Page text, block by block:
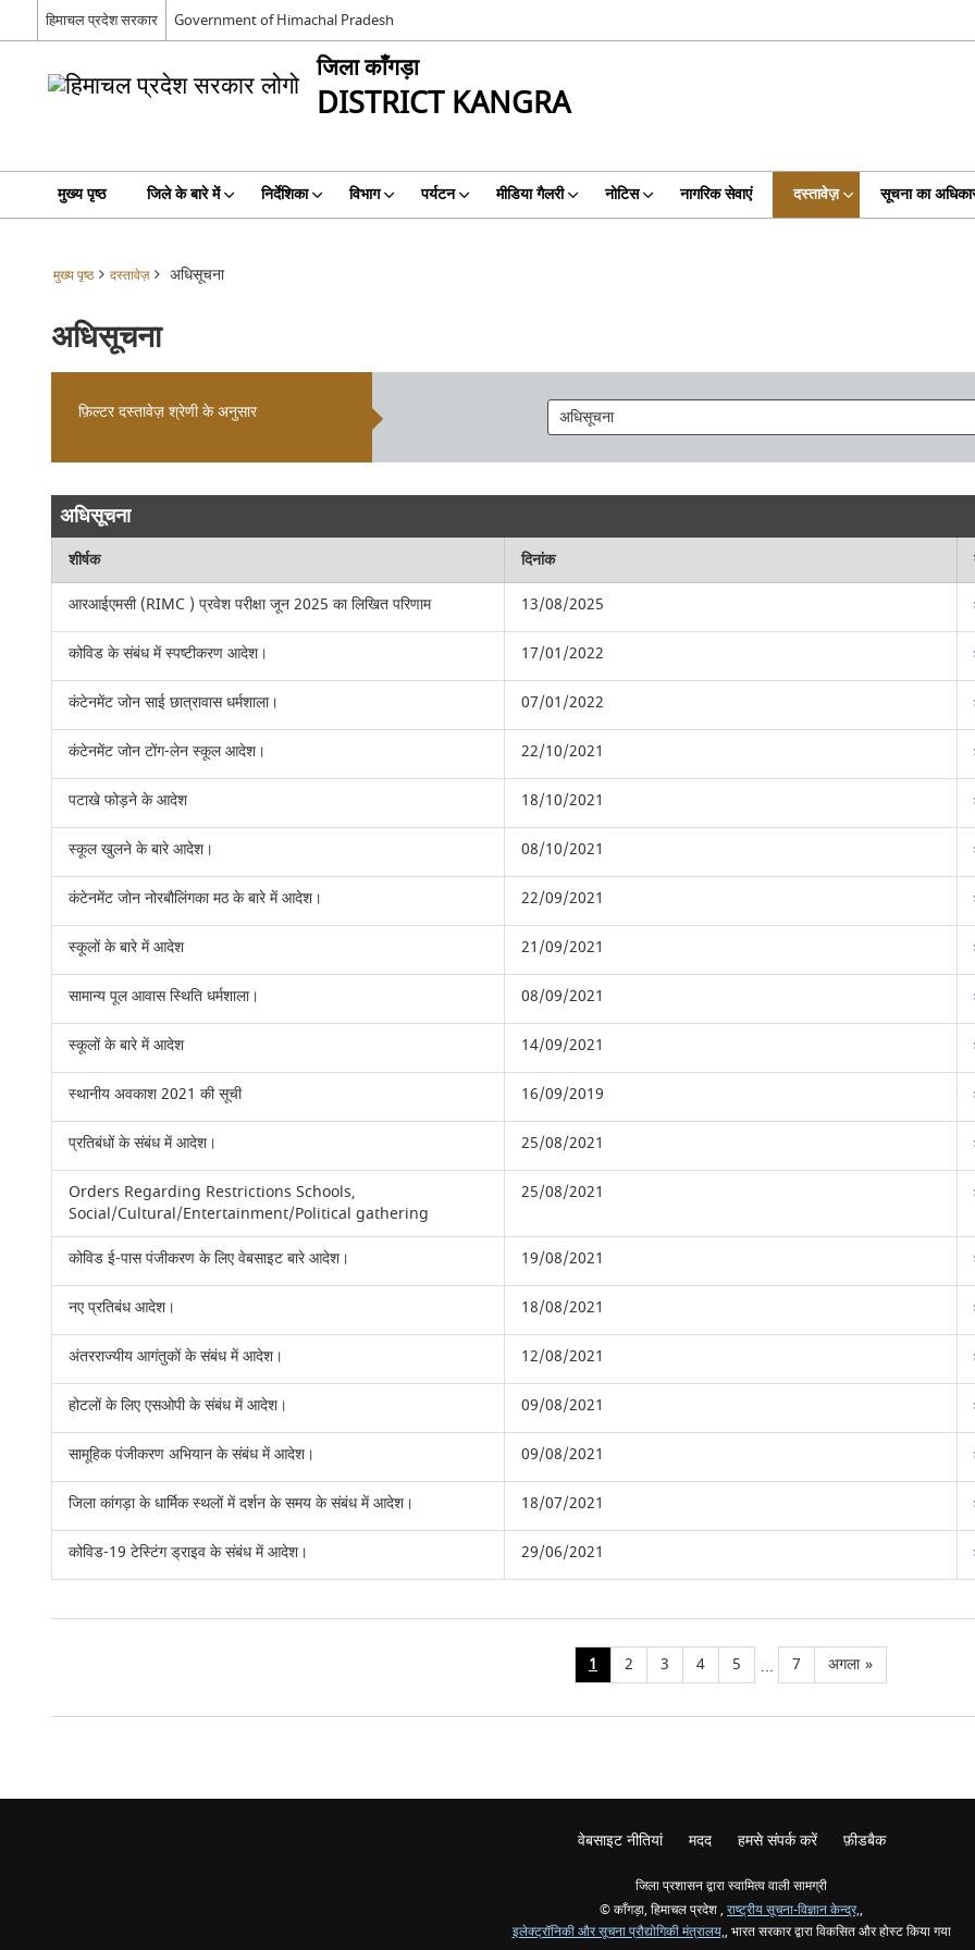
हिमाचल प्रदेश सरकार Government of Himachal Pradesh
जिला काँगड़ा
DISTRICT KANGRA
मुख्य पृष्ठ जिले के बारे में निर्देशिका विभाग पर्यटन मीडिया गैलरी नोटिस नागरिक सेवाएं दस्तावेज़ सूचना का
मुख्य पृष्ठ दस्तावेज़ अधिसूचना
अधिसूचना
फ़िल्टर दस्तावेज़ श्रेणी के अनुसार
अधिसूचना
शीर्षक दिनांक
आरआईएमसी (RIMC ) प्रवेश परीक्षा जून 2025 का लिखित परिणाम
13/08/2025
कोविड के संबंध में स्पष्टीकरण आदेश। 17/01/2022
कंटेनमेंट जोन साई छात्रावास धर्मशाला। 07/01/2022
कंटेनमेंट जोन टोंग-लेन स्कूल आदेश। 22/10/2021
पटाखे फोड़ने के आदेश 18/10/2021
स्कूल खुलने के बारे आदेश। 08/10/2021
कंटेनमेंट जोन नोरबौलिंगका मठ के बारे में आदेश। 22/09/2021
स्कूलों के बारे में आदेश 21/09/2021
सामान्य पूल आवास स्थिति धर्मशाला। 08/09/2021
स्कूलों के बारे में आदेश 14/09/2021
स्थानीय अवकाश 2021 की सूची 16/09/2019
प्रतिबंधों के संबंध में आदेश। 25/08/2021
Orders Regarding Restrictions Schools,
Social/Cultural/Entertainment/Political gathering
25/08/2021
कोविड ई-पास पंजीकरण के लिए वेबसाइट बारे आदेश। 19/08/2021
नए प्रतिबंध आदेश। 18/08/2021
अंतरराज्यीय आगंतुकों के संबंध में आदेश। 12/08/2021
होटलों के लिए एसओपी के संबंध में आदेश। 09/08/2021
सामूहिक पंजीकरण अभियान के संबंध में आदेश। 09/08/2021
जिला कांगड़ा के धार्मिक स्थलों में दर्शन के समय के संबंध में आदेश। 18/07/2021
कोविड-19 टेस्टिंग ड्राइव के संबंध में आदेश। 29/06/2021
1 2 3 4 5 ... 7 अगला »
वेबसाइट नीतियां मदद हमसे संपर्क करें फ़ीडबैक
जिला प्रशासन द्वारा स्वामित्व वाली सामग्री
© काँगड़ा, हिमाचल प्रदेश , राष्ट्रीय सूचना-विज्ञान केन्द्र,,
इलेक्‍ट्रॉनिकी और सूचना प्रौद्योगिकी मंत्रालय,, भारत सरकार द्वारा विकसित और होस्ट किया गया